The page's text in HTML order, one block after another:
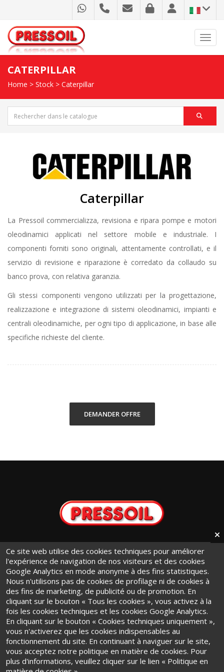
CATERPILLAR
Home > Stock > Caterpillar
Caterpillar
La Pressoil commercializza, revisiona e ripara pompe e motori
oleodinamici applicati nel settore mobile e industriale. I
componenti forniti sono originali, attentamente controllati, e il
servizio di revisione e riparazione è corredato da collaudo su
banco prova, con relativa garanzia.
Gli stessi componenti vengono utilizzati per la progettazione,
realizzazione e integrazione di sistemi oleodinamici, impianti e
centrali oleodinamiche, per ogni tipo di applicazione, in base alle
specifiche richieste del cliente.
DEMANDER OFFRE
info@pressoil.it
+ 39 011 9441131
Via Cavaglià, 7 - 10020
Cambiano (TO) · Italy
Conditions Générales d'Utilisation·Privacy Policy·Cookie Policy
Ce site web utilise des cookies techniques pour améliorer
l'expérience de navigation de nos visiteurs et des cookies
Google Analytics en mode anonyme à des fins statistiques.
Nous n'utilisons pas de cookies de profilage ni de cookies à
des fins de marketing, de publicité ou de promotion. En
cliquant sur le bouton « Tous les cookies », vous activez à la
fois les cookies techniques et les cookies Google Analytics.
En cliquant sur le bouton « Cookies techniques uniquement »,
vous n'activerez que les cookies indispensables au
fonctionnement du site. En continuant à naviguer sur le site,
vous acceptez notre politique en matière de cookies. Pour
plus d'informations, veuillez cliquer sur le lien « Politique en